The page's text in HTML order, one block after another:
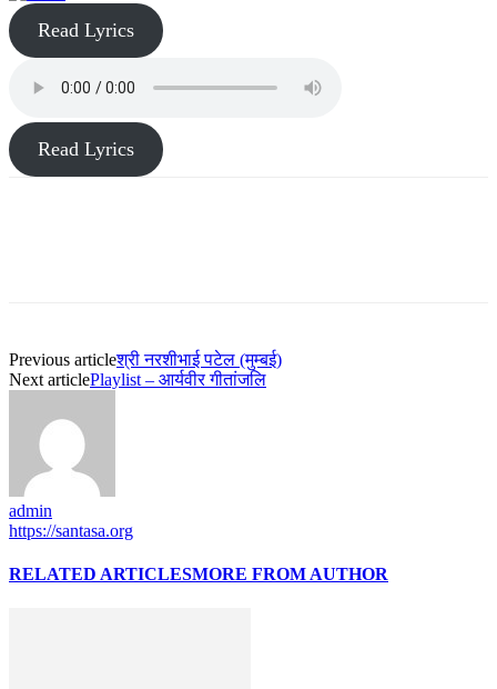
Read Lyrics
Read Lyrics
Previous articleश्री नरशीभाई पटेल (मुम्बई)
Next articlePlaylist – आर्यवीर गीतांजलि
admin
https://santasa.org
RELATED ARTICLESMORE FROM AUTHOR